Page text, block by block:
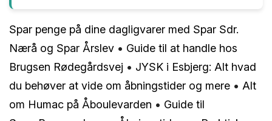
Spar penge på dine dagligvarer med Spar Sdr.
Nærå og Spar Årslev • Guide til at handle hos
Brugsen Rødegårdsvej • JYSK i Esbjerg: Alt hvad
du behøver at vide om åbningstider og mere • Alt
om Humac på Åboulevarden • Guide til